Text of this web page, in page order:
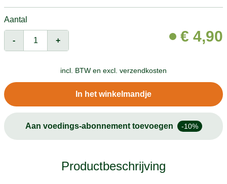
Aantal
- + € 4,90
incl. BTW en excl. verzendkosten
In het winkelmandje
Aan voedings-abonnement toevoegen -10%
Productbeschrijving